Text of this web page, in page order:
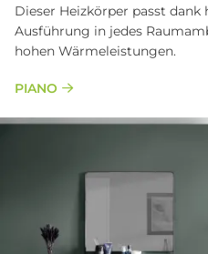
Dieser Heizkörper pas­st
Aus­führung in jedes
hohen Wärmeleistungen.
PIANO